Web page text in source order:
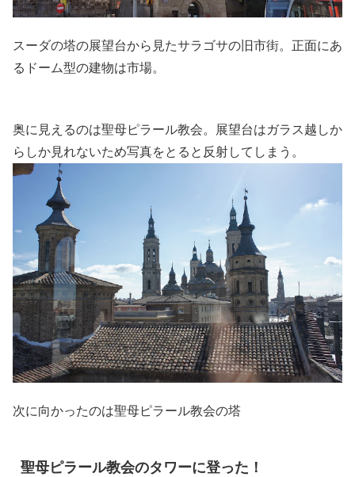
スーダの塔の展望台から見たサラゴサの旧市街。正面にあ
るドーム型の建物は市場。
奥に見えるのは聖母ピラール教会。展望台はガラス越しか
らしか見れないため写真をとると反射してしまう。
次に向かったのは聖母ピラール教会の塔
聖母ピラール教会のタワーに登った！